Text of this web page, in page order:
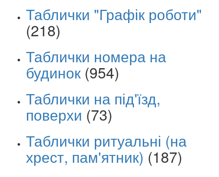
Таблички "Графік роботи"
(218)
Таблички номера на
будинок (954)
Таблички на під'їзд,
поверхи (73)
Таблички ритуальні (на
хрест, пам'ятник) (187)